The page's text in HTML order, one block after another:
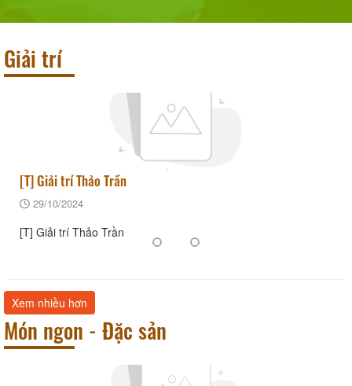
Giải trí
[T] Giải trí Thảo Trần
29/10/2024
[T] Giải trí Thảo Trần
Xem nhiều hơn
Món ngon - Đặc sản